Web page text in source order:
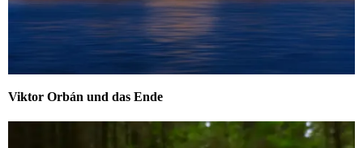
Viktor Orbán und das Ende